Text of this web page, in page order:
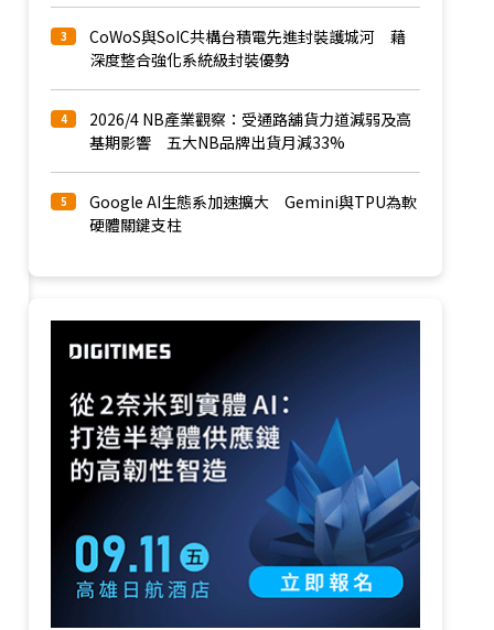
3
CoWoS與SoIC共構台積電先進封裝護城河 藉
深度整合強化系統級封裝優勢
4
2026/4 NB產業觀察：受通路舖貨力道減弱及高
基期影響 五大NB品牌出貨月減33%
5
Google AI生態系加速擴大 Gemini與TPU為軟
硬體關鍵支柱